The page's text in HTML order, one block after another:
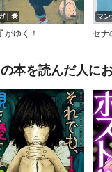
｜巻
がゆく！
マン
セナ
本を読んだ人に